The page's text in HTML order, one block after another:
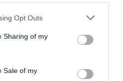
app uses one or more Google
behaviour. You may click to
and its third-party tags to
purposes in below Google
Opt Outs
Sharing of my
Sale of my